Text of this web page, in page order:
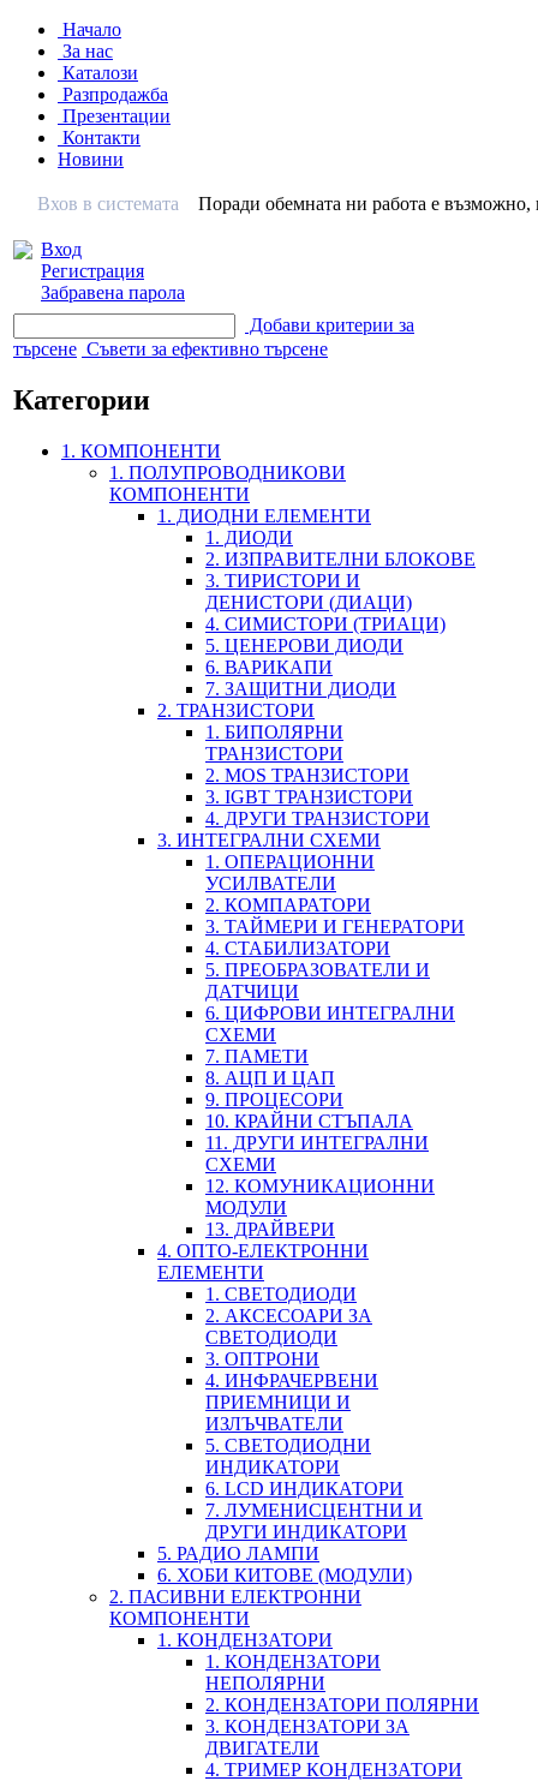
Начало
За нас
Каталози
Разпродажба
Презентации
Контакти
Новини
Вхов в системата
Вход
Регистрация
Забравена парола
Поради обемната ни работа е
Добави критерии за
търсене Съвети за ефективно търсене
Категории
1. КОМПОНЕНТИ
1. ПОЛУПРОВОДНИКОВИ
КОМПОНЕНТИ
1. ДИОДНИ ЕЛЕМЕНТИ
1. ДИОДИ
2. ИЗПРАВИТЕЛНИ БЛОКОВЕ
3. ТИРИСТОРИ И
ДЕНИСТОРИ (ДИАЦИ)
4. СИМИСТОРИ (ТРИАЦИ)
5. ЦЕНЕРОВИ ДИОДИ
6. ВАРИКАПИ
7. ЗАЩИТНИ ДИОДИ
2. ТРАНЗИСТОРИ
1. БИПОЛЯРНИ
ТРАНЗИСТОРИ
2. MOS ТРАНЗИСТОРИ
3. IGBT ТРАНЗИСТОРИ
4. ДРУГИ ТРАНЗИСТОРИ
3. ИНТЕГРАЛНИ СХЕМИ
1. ОПЕРАЦИОННИ
УСИЛВАТЕЛИ
2. КОМПАРАТОРИ
3. ТАЙМЕРИ И ГЕНЕРАТОРИ
4. СТАБИЛИЗАТОРИ
5. ПРЕОБРАЗОВАТЕЛИ И
ДАТЧИЦИ
6. ЦИФРОВИ ИНТЕГРАЛНИ
СХЕМИ
7. ПАМЕТИ
8. АЦП И ЦАП
9. ПРОЦЕСОРИ
10. КРАЙНИ СТЪПАЛА
11. ДРУГИ ИНТЕГРАЛНИ
СХЕМИ
12. КОМУНИКАЦИОННИ
МОДУЛИ
13. ДРАЙВЕРИ
4. ОПТО-ЕЛЕКТРОННИ
ЕЛЕМЕНТИ
1. СВЕТОДИОДИ
2. АКСЕСОАРИ ЗА
СВЕТОДИОДИ
3. ОПТРОНИ
4. ИНФРАЧЕРВЕНИ
ПРИЕМНИЦИ И
ИЗЛЪЧВАТЕЛИ
5. СВЕТОДИОДНИ
ИНДИКАТОРИ
6. LCD ИНДИКАТОРИ
7. ЛУМЕНИСЦЕНТНИ И
ДРУГИ ИНДИКАТОРИ
5. РАДИО ЛАМПИ
6. ХОБИ КИТОВЕ (МОДУЛИ)
2. ПАСИВНИ ЕЛЕКТРОННИ
КОМПОНЕНТИ
1. КОНДЕНЗАТОРИ
1. КОНДЕНЗАТОРИ
НЕПОЛЯРНИ
2. КОНДЕНЗАТОРИ ПОЛЯРНИ
3. КОНДЕНЗАТОРИ ЗА
ДВИГАТЕЛИ
4. ТРИМЕР КОНДЕНЗАТОРИ